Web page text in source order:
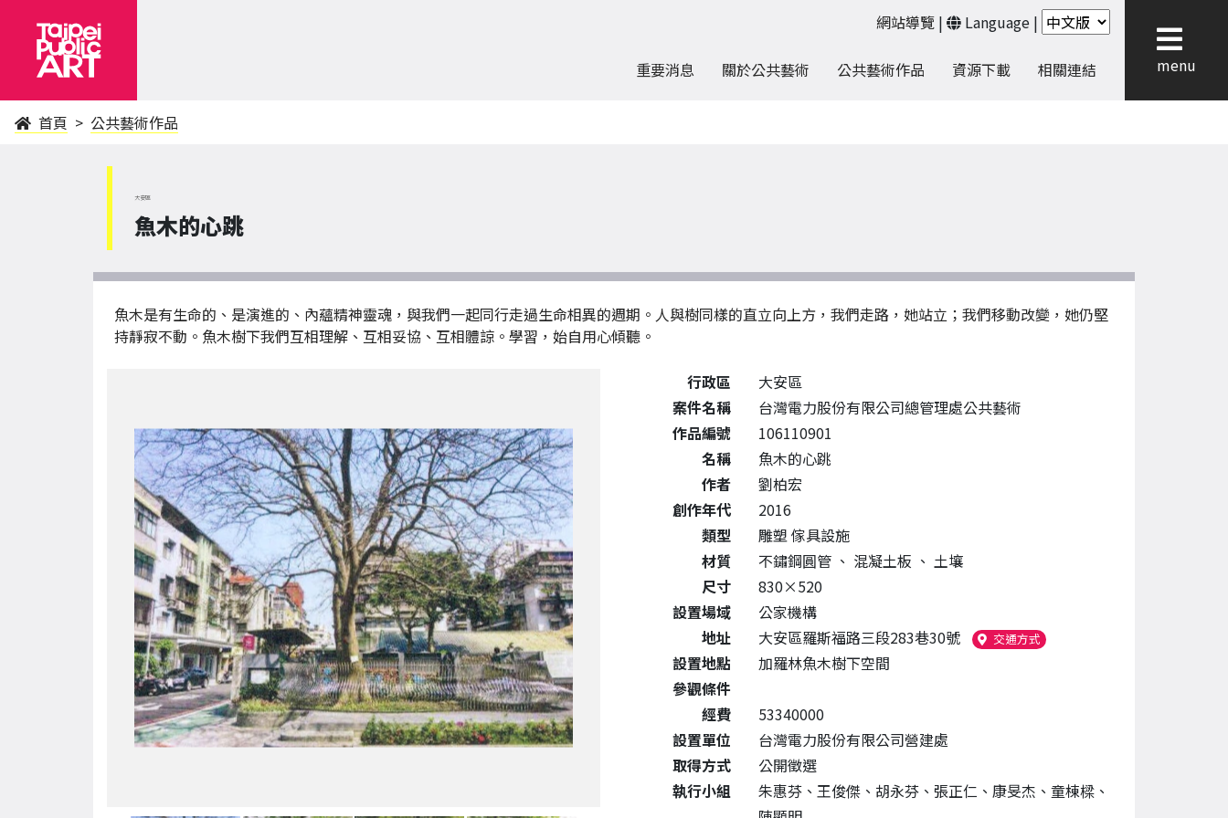
網站導覽 | Language |
重要消息 關於公共藝術 公共藝術作品 資源下載 相關連結 menu
首頁 公共藝術作品
大安區
魚木的心跳
魚木是有生命的、是演進的、內蘊精神靈魂，與我們一起同行走過生命相異的週期。人與樹同樣的直立向上方，我們走路，她站立；我們移動改變，她仍堅
持靜寂不動。魚木樹下我們互相理解、互相妥協、互相體諒。學習，始自用心傾聽。
公共藝術作品詳細資料
行政區
大安區
案件名稱
台灣電力股份有限公司總管理處公共藝術
作品編號
106110901
名稱
魚木的心跳
作者
劉柏宏
創作年代
2016
類型
雕塑 傢具設施
材質
不鏽鋼圓管 、 混凝土板 、 土壤
尺寸
830×520
設置場域
公家機構
地址
大安區羅斯福路三段283巷30號 交通方式（另開新視窗）
設置地點
加羅林魚木樹下空間
參觀條件
經費
53340000
設置單位
台灣電力股份有限公司營建處
取得方式
公開徵選
執行小組
朱惠芬、王俊傑、胡永芬、張正仁、康旻杰、童棟樑、